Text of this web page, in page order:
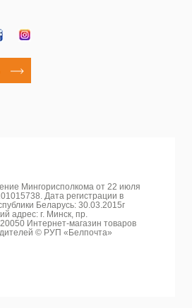
Мингорисполкома от 22 июля
Дата регистрации в
Беларусь: 30.03.2015г
адрес: г. Минск, пр.
Интернет-магазин товаров
© РУП «Белпочта»